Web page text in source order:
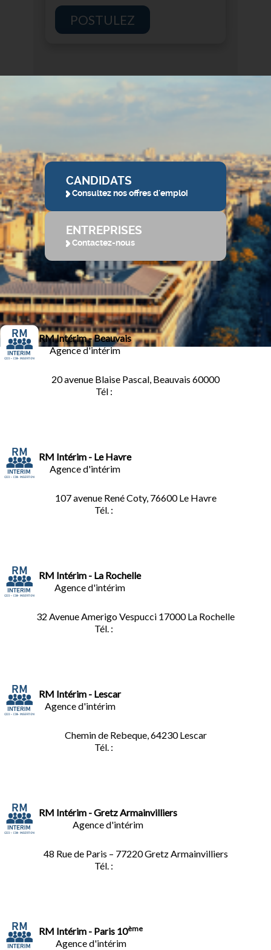
POSTULEZ
CANDIDATS
Consultez nos offres d'emploi
ENTREPRISES
Contactez-nous
RM Intérim - Beauvais
Agence d'intérim
20 avenue Blaise Pascal, Beauvais 60000
Tél :
RM Intérim - Le Havre
Agence d'intérim
107 avenue René Coty, 76600 Le Havre
Tél. :
RM Intérim - La Rochelle
Agence d'intérim
32 Avenue Amerigo Vespucci 17000 La Rochelle
Tél. :
RM Intérim - Lescar
Agence d'intérim
Chemin de Rebeque, 64230 Lescar
Tél. :
RM Intérim - Gretz Armainvilliers
Agence d'intérim
48 Rue de Paris – 77220 Gretz Armainvilliers
Tél. :
RM Intérim - Paris 10ème
Agence d'intérim